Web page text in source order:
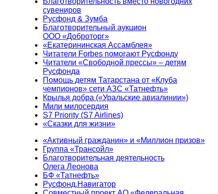
сувениров
Русфонд & Зумба
Благотворительный аукцион
ООО «Доброторг»
«Екатерининская Ассамблея»
Читатели Forbes помогают Русфонду
Читатели «Свободной прессы» – детям
Русфонда
Помощь детям Татарстана от «Клуба
чемпионов» сети АЗС «Татнефть»
Крылья добра («Уральские авиалинии»)
Мили милосердия
S7 Priority (S7 Airlines)
«Сказки для жизни»
«Активный гражданин» и «Миллион призов»
Группа «Трансойл»
Благотворительная деятельность
Олега Леонова
БФ «Татнефть»
Русфонд.Навигатор